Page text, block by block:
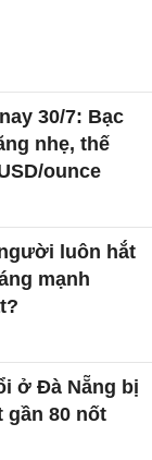
30/7: Bạc
nhẹ, thế
ounce
luôn hắt
mạnh
ở Đà Nẵng bị
gần 80 nốt